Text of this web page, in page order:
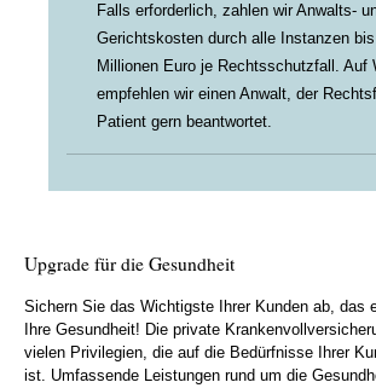
Falls erforderlich, zahlen wir Anwalts-
Gerichtskosten durch alle Instanzen
Millionen Euro je Rechtsschutzfall. Auf
empfehlen wir einen Anwalt, der
Patient gern beantwortet.
Upgrade für die Gesundheit
Sichern Sie das Wichtigste Ihrer Kunden ab, das
Ihre Gesundheit! Die private
vielen Privilegien, die auf die Bedürfnisse Ihrer
ist. Umfassende Leistungen rund um die